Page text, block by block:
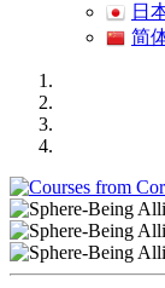
日
简